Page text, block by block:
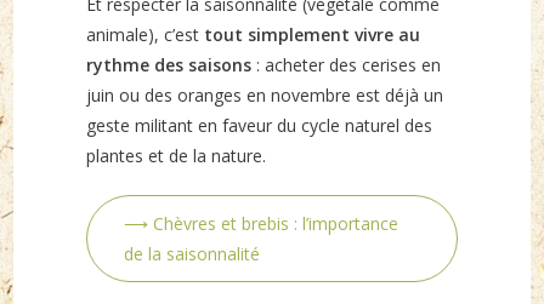
Et respecter la saisonnalité (végétale comme
animale), c’est tout simplement vivre au
rythme des saisons : acheter des cerises en
juin ou des oranges en novembre est déjà un
geste militant en faveur du cycle naturel des
plantes et de la nature.
⟶ Chèvres et brebis : l’importance
de la saisonnalité